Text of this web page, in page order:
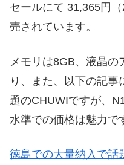
セールにて 31,365円
売されています。
メモリは8GB、液晶
り、また、以下の記
題のCHUWIですが、
水準での価格は魅力で
徳島での大量納入で話